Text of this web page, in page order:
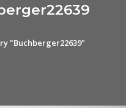
"Buchberger22639"